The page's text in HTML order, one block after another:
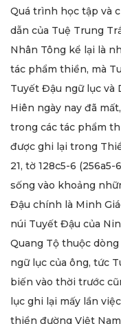
Quá trình học tập và
dẫn của Tuệ Trung
Nhân Tông kể lại là
tác phẩm thiền, mà
Tuyết Đậu ngữ lục và
Hiên ngày nay đã
trong các tác phẩm
được ghi lại trong
21, tờ 128c5-6
sống vào khoảng
Đậu chính là Minh
núi Tuyết Đậu của
Quang Tộ thuộc
ngữ lục của ông, tức
biến vào thời trước
lục ghi lại mấy lần
thiền đường Việt